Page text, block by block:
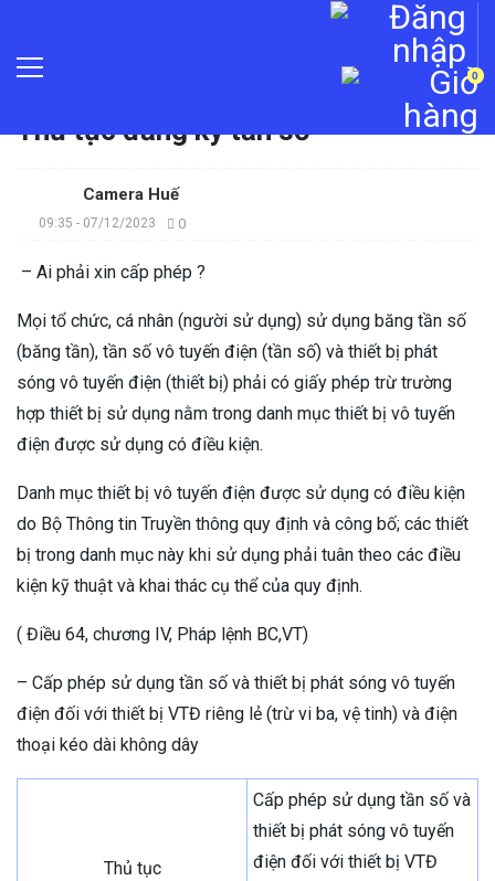
0
Thủ tục đăng ký tần số
Camera Huế
09:35 - 07/12/2023 0
– Ai phải xin cấp phép ?
Mọi tổ chức, cá nhân (người sử dụng) sử dụng băng tần số
(băng tần), tần số vô tuyến điện (tần số) và thiết bị phát
sóng vô tuyến điện (thiết bị) phải có giấy phép trừ trường
hợp thiết bị sử dụng nằm trong danh mục thiết bị vô tuyến
điện được sử dụng có điều kiện.
Danh mục thiết bị vô tuyến điện được sử dụng có điều kiện
do Bộ Thông tin Truyền thông quy định và công bố; các thiết
bị trong danh mục này khi sử dụng phải tuân theo các điều
kiện kỹ thuật và khai thác cụ thể của quy định.
( Điều 64, chương IV, Pháp lệnh BC,VT)
– Cấp phép sử dụng tần số và thiết bị phát sóng vô tuyến
điện đối với thiết bị VTĐ riêng lẻ (trừ vi ba, vệ tinh) và điện
thoại kéo dài không dây
Thủ tục
Cấp phép sử dụng tần số và
thiết bị phát sóng vô tuyến
điện đối với thiết bị VTĐ